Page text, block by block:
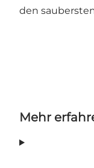
den
Mehr